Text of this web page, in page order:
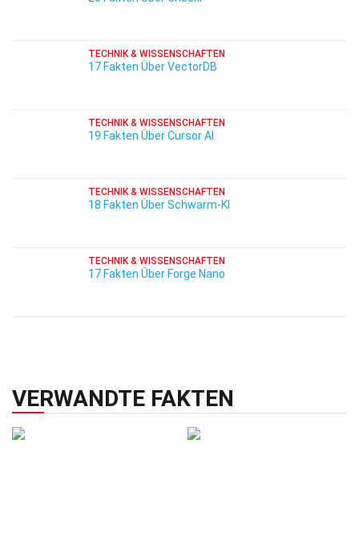
TECHNIK & WISSENSCHAFTEN
17 Fakten Über VectorDB
TECHNIK & WISSENSCHAFTEN
19 Fakten Über Cursor AI
TECHNIK & WISSENSCHAFTEN
18 Fakten Über Schwarm-KI
TECHNIK & WISSENSCHAFTEN
17 Fakten Über Forge Nano
VERWANDTE FAKTEN